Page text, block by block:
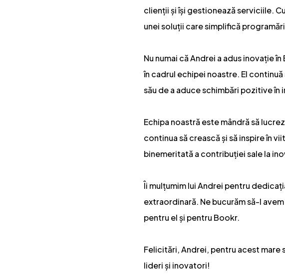
clienții și își gestionează serviciile.
unei soluții care simplifică
Nu numai că Andrei a adus inovație
în cadrul echipei noastre. El
său de a aduce schimbări pozitive în
Echipa noastră este mândră să
continua să crească și să inspire în
binemeritată a contribuției sale la
Îi mulțumim lui Andrei pentru
extraordinară. Ne bucurăm să-l
pentru el și pentru Bookr.
Felicitări, Andrei, pentru acest
lideri și inovatori!